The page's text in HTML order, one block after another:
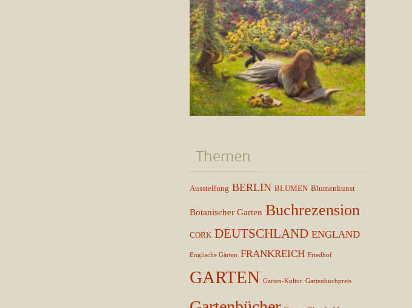
Themen
Ausstellung BERLIN BLUMEN Blumenkunst
Botanischer Garten Buchrezension
CORK DEUTSCHLAND ENGLAND
Englische Gärten FRANKREICH Friedhof
GARTEN Garten-Kultur Gartenbuchpreis